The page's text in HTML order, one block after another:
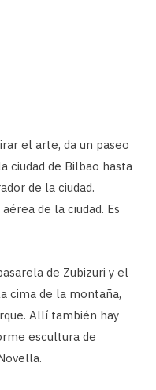
el arte, da un paseo
ciudad de Bilbao hasta
de la ciudad.
de la ciudad. Es
de Zubizuri y el
cima de la montaña,
Allí también hay
escultura de